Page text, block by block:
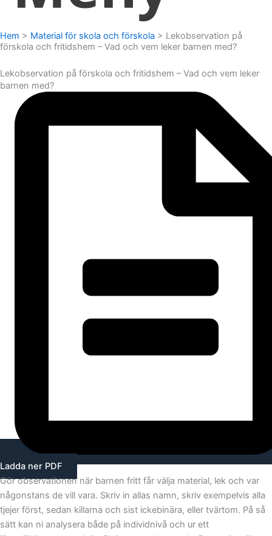
Hem > Material för skola och förskola > Lekobservation på
förskola och fritidshem – Vad och vem leker barnen med?
Lekobservation på förskola och fritidshem – Vad och vem leker
barnen med?
Ladda ner PDF
Gör observationen när barnen fritt får välja material, lek och var
någonstans de vill vara. Skriv in allas namn, skriv exempelvis alla
tjejer först, sedan killarna och sist ickebinära, eller tvärtom. På så
sätt kan ni analysera både på individnivå och ur ett